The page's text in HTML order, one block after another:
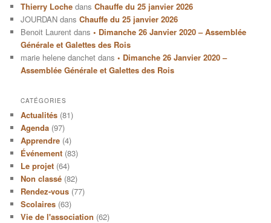
Thierry Loche dansChauffe du 25 janvier 2026
JOURDAN dansChauffe du 25 janvier 2026
Benoit Laurent dans• Dimanche 26 Janvier 2020 – Assemblée
Générale et Galettes des Rois
marie helene danchet dans• Dimanche 26 Janvier 2020 –
Assemblée Générale et Galettes des Rois
CATÉGORIES
Actualités (81)
Agenda (97)
Apprendre (4)
Événement (83)
Le projet (64)
Non classé (82)
Rendez-vous (77)
Scolaires (63)
Vie de l'association (62)